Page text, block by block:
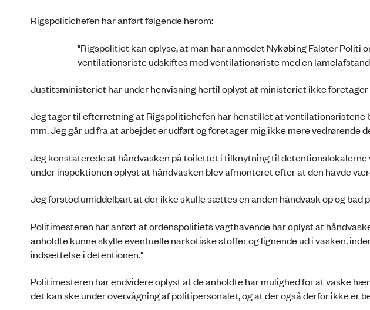
Rigspolitichefen har anført følgende herom:
"Rigspolitiet kan oplyse, at man har anmodet Nykøbing Falster Politi
ventilationsriste udskiftes med ventilationsriste med en lamelafstand
Justitsministeriet har under henvisning hertil oplyst at ministeriet ikke
Jeg tager til efterretning at Rigspolitichefen har henstillet at ventilationsristene
mm. Jeg går ud fra at arbejdet er udført og foretager mig ikke mere vedrørende
Jeg konstaterede at håndvasken på toilettet i tilknytning til
under inspektionen oplyst at håndvasken blev afmonteret efter at den havde
Jeg forstod umiddelbart at der ikke skulle sættes en anden håndvask op og
Politimesteren har anført at ordenspolitiets vagthavende har oplyst at
anholdte kunne skylle eventuelle narkotiske stoffer og lignende ud i vasken,
indsættelse i detentionen."
Politimesteren har endvidere oplyst at de anholdte har mulighed for at vaske
det kan ske under overvågning af politipersonalet, og at der også derfor ikke er